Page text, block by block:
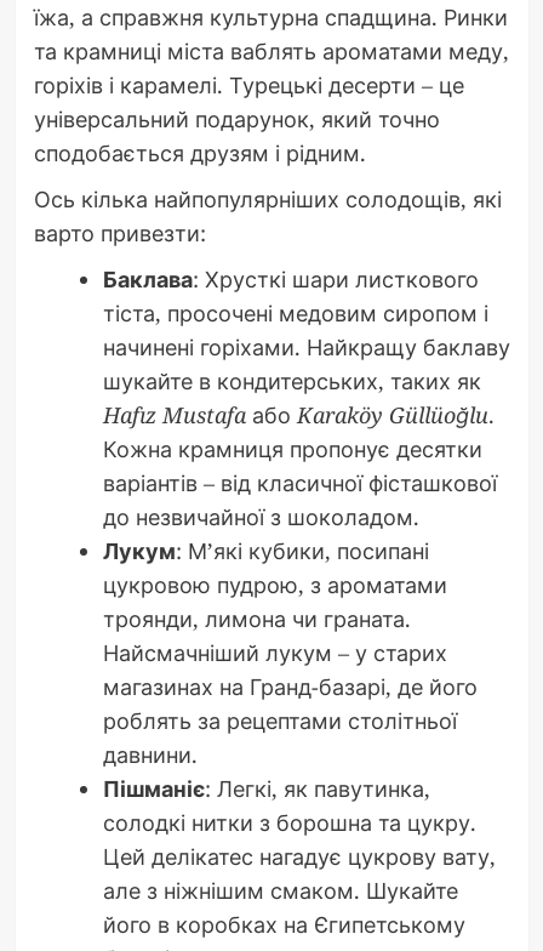
їжа, а справжня культурна спадщина. Ринки
та крамниці міста ваблять ароматами меду,
горіхів і карамелі. Турецькі десерти – це
універсальний подарунок, який точно
сподобається друзям і рідним.
Ось кілька найпопулярніших солодощів, які
варто привезти:
Баклава: Хрусткі шари листкового
тіста, просочені медовим сиропом і
начинені горіхами. Найкращу баклаву
шукайте в кондитерських, таких як
Hafız MustafaабоKaraköy Güllüoğlu.
Кожна крамниця пропонує десятки
варіантів – від класичної фісташкової
до незвичайної з шоколадом.
Лукум: М’які кубики, посипані
цукровою пудрою, з ароматами
троянди, лимона чи граната.
Найсмачніший лукум – у старих
магазинах на Гранд-базарі, де його
роблять за рецептами столітньої
давнини.
Пішманіє: Легкі, як павутинка,
солодкі нитки з борошна та цукру.
Цей делікатес нагадує цукрову вату,
але з ніжнішим смаком. Шукайте
його в коробках на Єгипетському